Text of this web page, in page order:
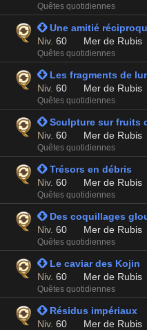
Quêtes quotidiennes
 Une amitié
Niv. 60 Mer de Rubis
Quêtes quotidiennes
 Les fragments de
Niv. 60 Mer de Rubis
Quêtes quotidiennes
 Sculpture sur fruits
Niv. 60 Mer de Rubis
Quêtes quotidiennes
 Trésors en débris
Niv. 60 Mer de Rubis
Quêtes quotidiennes
 Des coquillages
Niv. 60 Mer de Rubis
Quêtes quotidiennes
 Le caviar des Kojin
Niv. 60 Mer de Rubis
Quêtes quotidiennes
 Résidus impériaux
Niv. 60 Mer de Rubis